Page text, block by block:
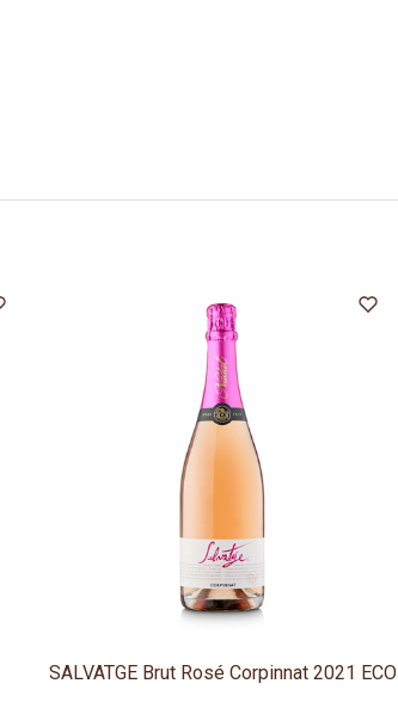
SALVATGE Brut Rosé Corpinnat 2021 ECO